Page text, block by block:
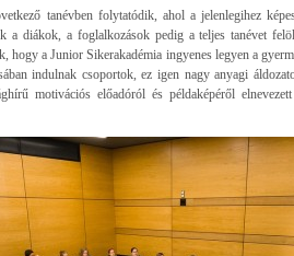
tanévben folytatódik, ahol a jelenlegihez
a diákok, a foglalkozások pedig a teljes tanévet
hogy a Junior Sikerakadémia ingyenes legyen a
indulnak csoportok, ez igen nagy anyagi
motivációs előadóról és példaképéről